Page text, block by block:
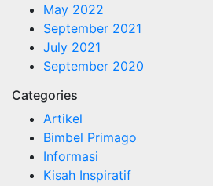
May 2022
September 2021
July 2021
September 2020
Categories
Artikel
Bimbel Primago
Informasi
Kisah Inspiratif